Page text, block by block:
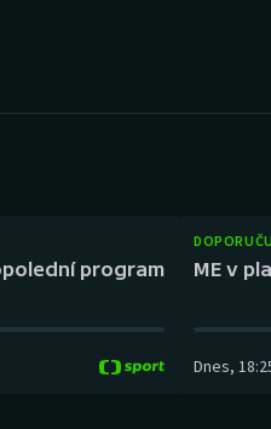
program ME v
Dnes,